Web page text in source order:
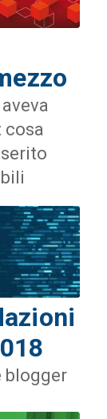
cosa
blogger